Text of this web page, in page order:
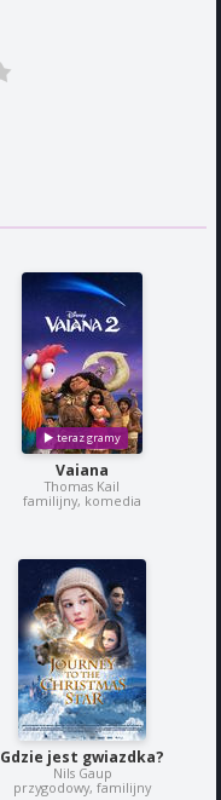
Vaiana
Thomas Kail
familijny, komedia
Gdzie jest gwiazdka?
Nils Gaup
przygodowy, familijny